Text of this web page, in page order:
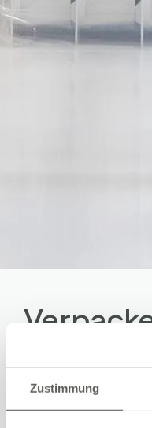
Zustimmung
Am Ende vieler
der